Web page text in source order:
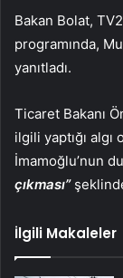
Bakan Bolat,
programında,
yanıtladı.
Ticaret Bakanı
ilgili yaptığı
İmamoğlu’nun
çıkması”
İlgili Makaleler